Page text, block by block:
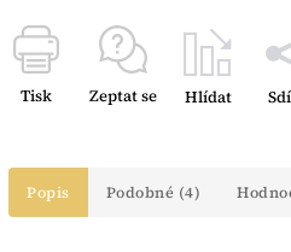
Tisk Zeptat se Hlídat
Popis Podobné (4)